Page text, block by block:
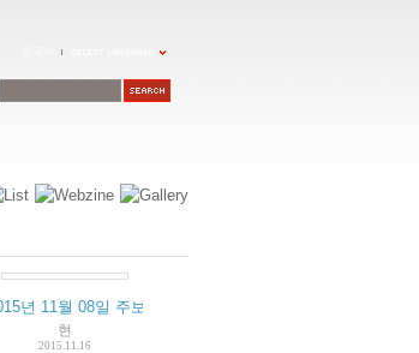
년 11월 08일 주보
현
2015.11.16